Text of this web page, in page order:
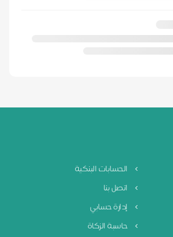
الحسابات البنكية
اتصل بنا
إدارة حسابي
حاسبة الزكاة